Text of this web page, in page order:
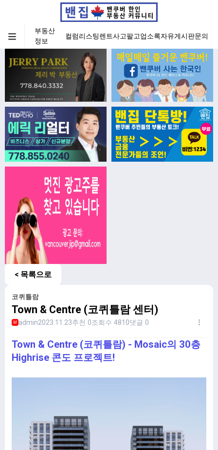
부동산
정보
컬럼리스팅렌트사고팔고업소록자유게시판문의
< 목록으로
코퀴틀람
Town & Centre (코퀴틀람 센터)
M admin2023.11.23추천 0조회수 4810댓글 0
Town & Centre (코퀴틀람) - Mosaic의 30층
Highrise 콘도 프로젝트!